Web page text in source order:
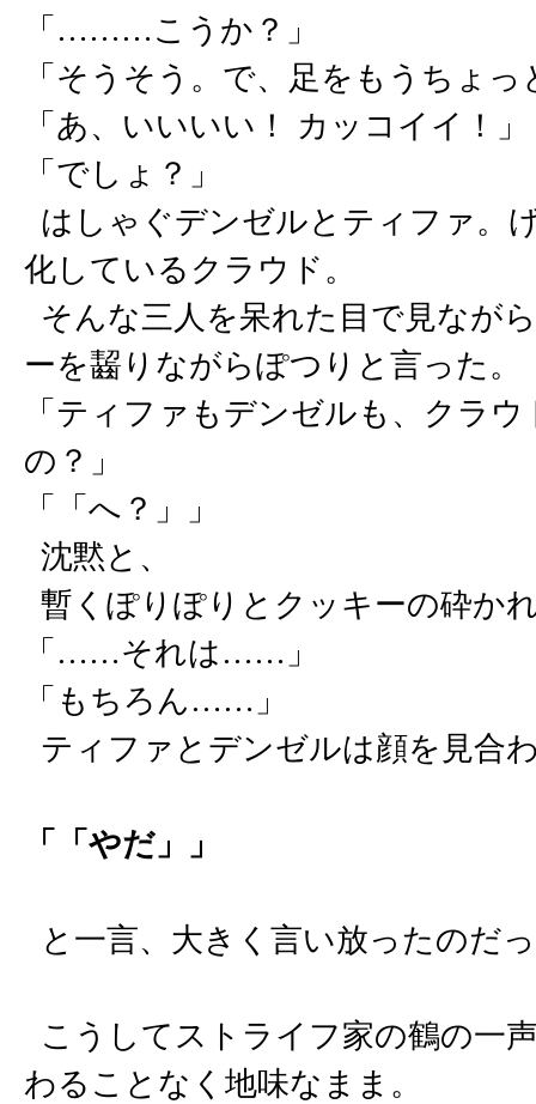
「………こうか？」
「そうそう。で、足をもうちょ
「あ、いいいい！ カッコイイ！」
「でしょ？」
はしゃぐデンゼルとティファ。
化しているクラウド。
そんな三人を呆れた目で見なが
ーを齧りながらぽつりと言った。
「ティファもデンゼルも、クラ
の？」
「「へ？」」
沈黙と、
暫くぽりぽりとクッキーの砕か
「……それは……」
「もちろん……」
ティファとデンゼルは顔を見合
「「やだ」」
と一言、大きく言い放ったのだ
こうしてストライフ家の鶴の一
わることなく地味なまま。